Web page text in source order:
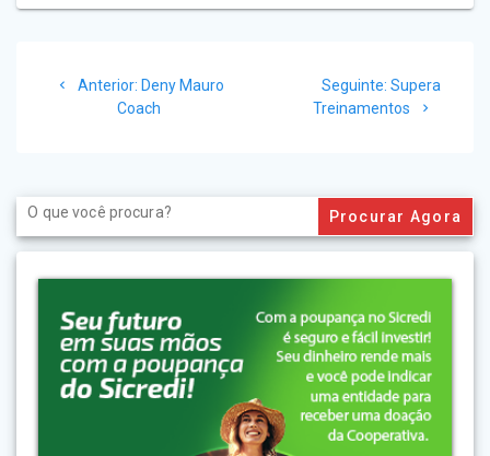
Anterior: Post
anterior:
Deny Mauro
Coach
Seguinte: Post
seguinte:
Supera
Treinamentos
Search
for: